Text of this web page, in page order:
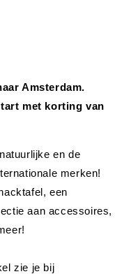
Amsterdam.
met korting van
en de
merken!
een
aan accessoires,
zie je bij